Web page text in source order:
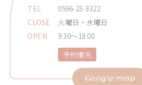
TEL
0596-23-3322
CLOSE
火曜日・水曜日
OPEN
9:30～18:00
予約優先
Google map